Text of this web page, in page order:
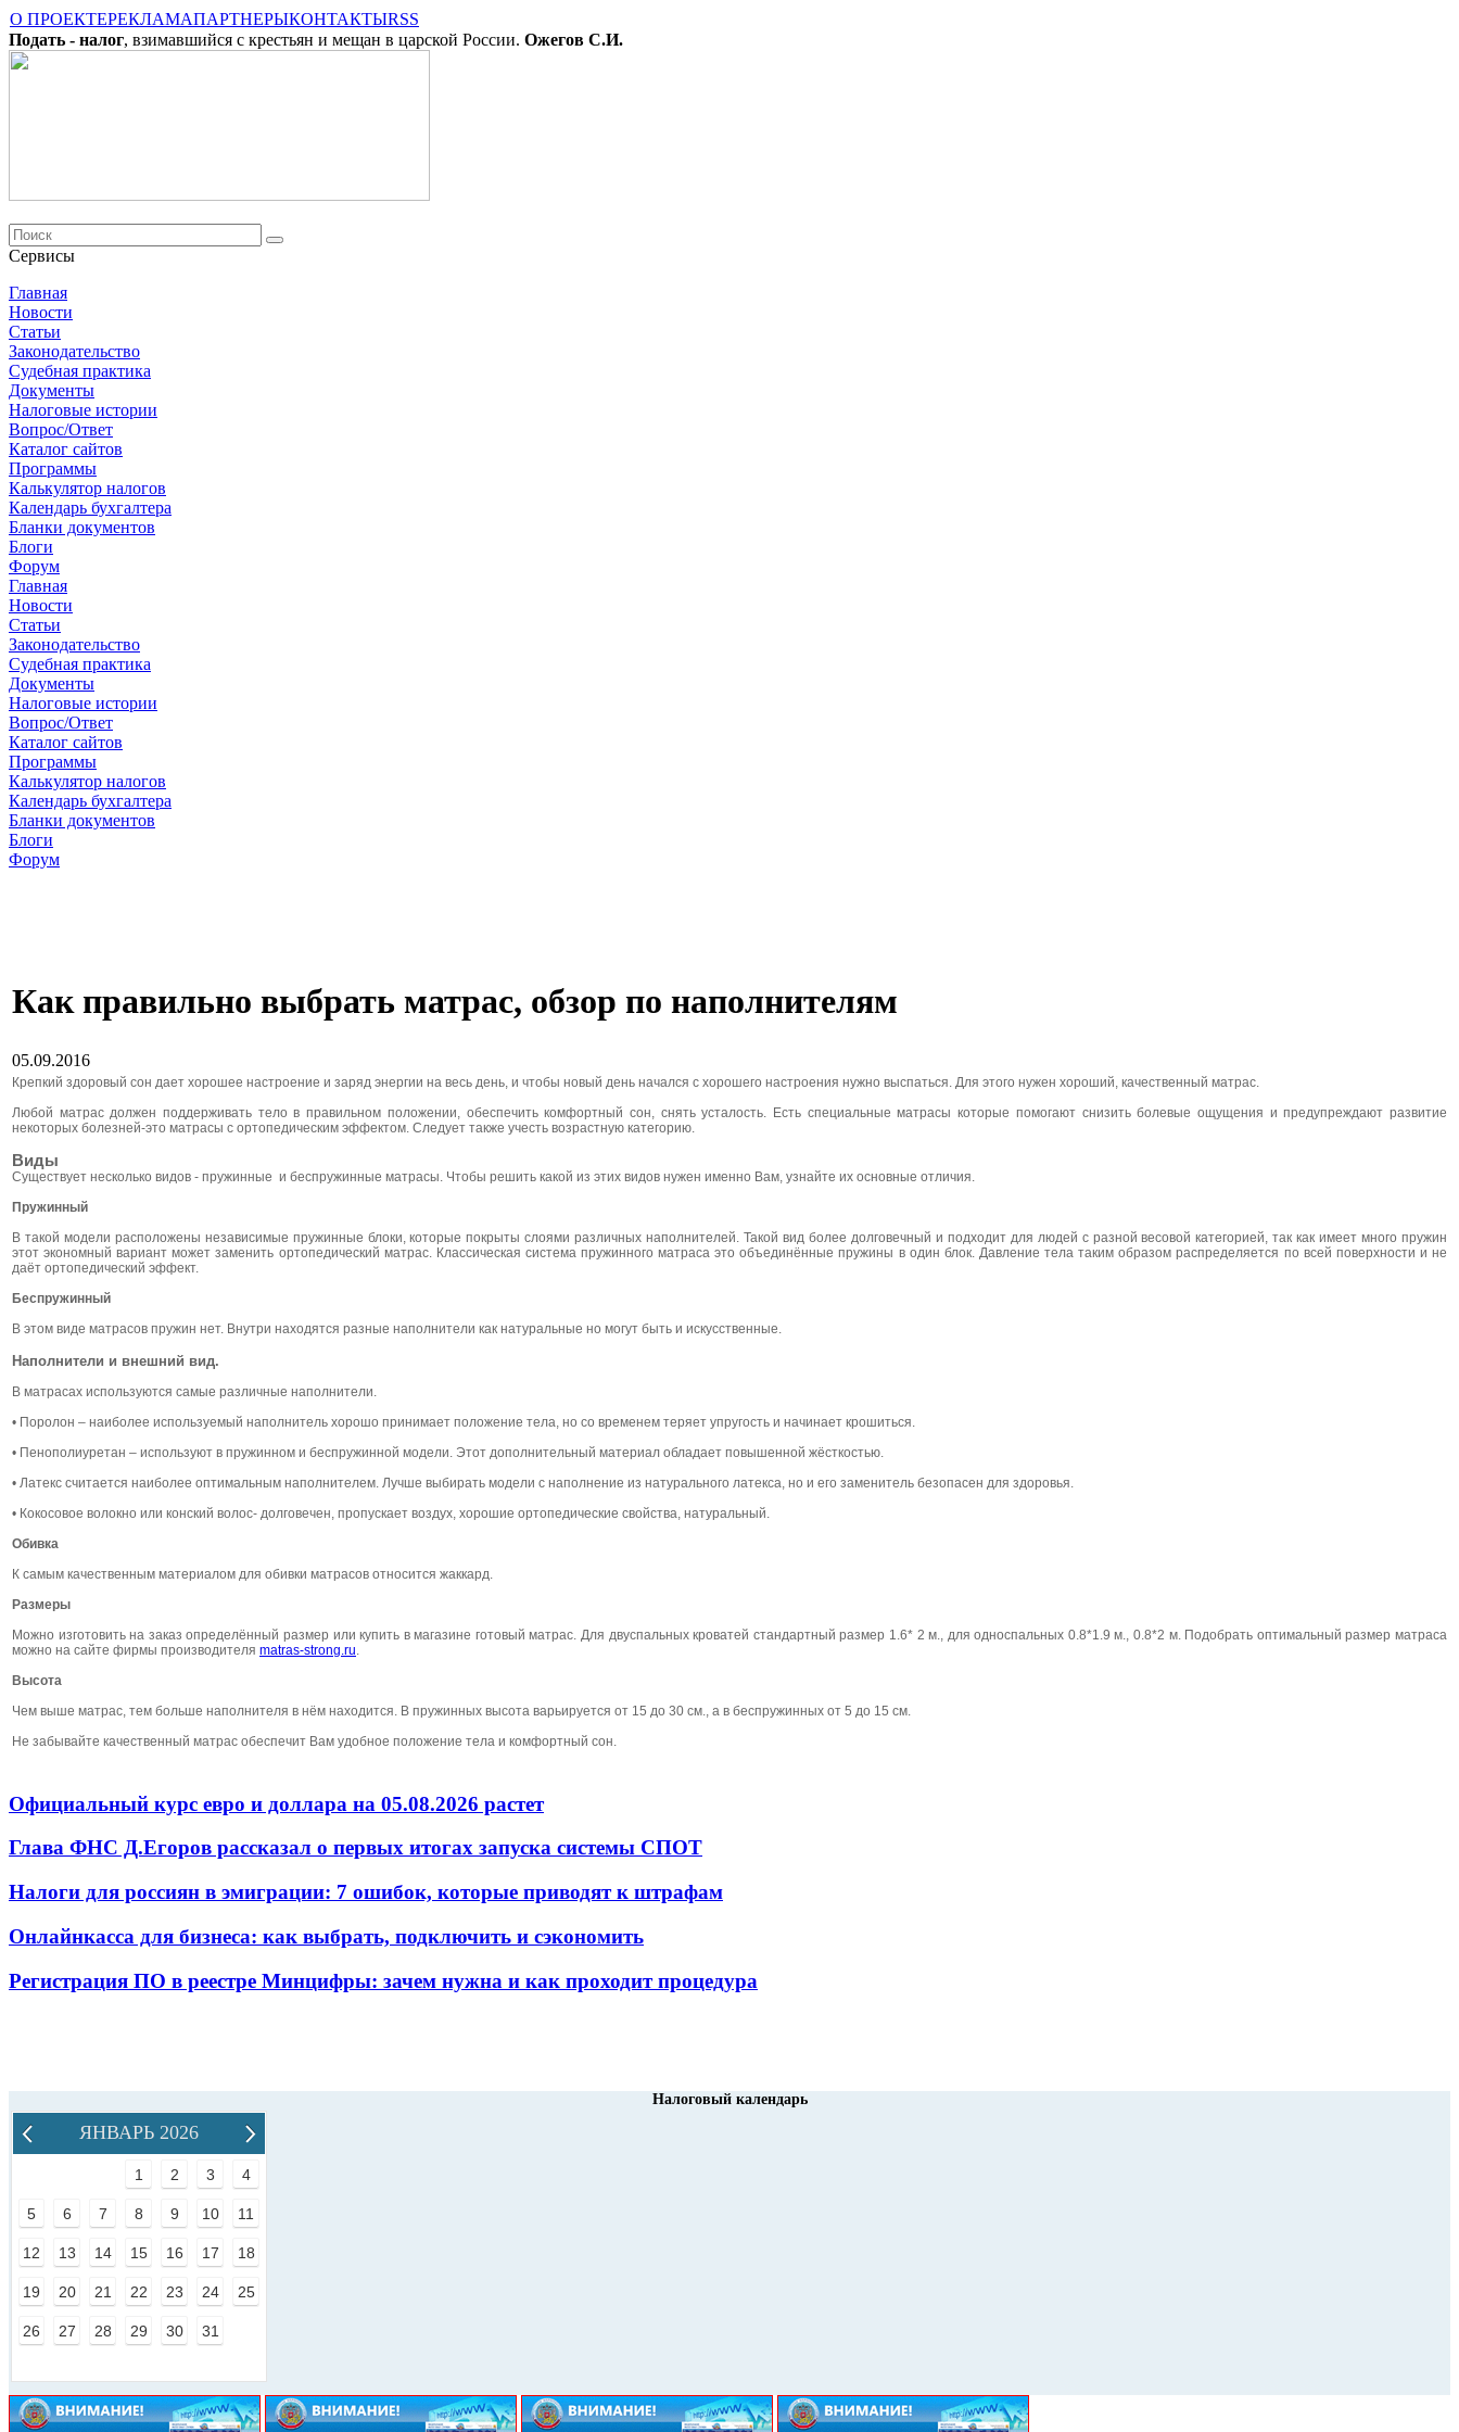
О ПРОЕКТЕРЕКЛАМАПАРТНЕРЫКОНТАКТЫRSS
Подать - налог, взимавшийся с крестьян и мещан в царской России. Ожегов С.И.
Сервисы
Главная
Новости
Cтатьи
Законодательство
Судебная практика
Документы
Налоговые истории
Вопрос/Ответ
Каталог сайтов
Программы
Калькулятор налогов
Календарь бухгалтера
Бланки документов
Блоги
Форум
Главная
Новости
Cтатьи
Законодательство
Судебная практика
Документы
Налоговые истории
Вопрос/Ответ
Каталог сайтов
Программы
Калькулятор налогов
Календарь бухгалтера
Бланки документов
Блоги
Форум
Как правильно выбрать матрас, обзор по наполнителям
05.09.2016
Крепкий здоровый сон дает хорошее настроение и заряд энергии на весь день, и чтобы новый день начался с хорошего настроения нужно выспаться. Для этого нужен хороший, качественный матрас.
Любой матрас должен поддерживать тело в правильном положении, обеспечить комфортный сон, снять усталость. Есть специальные матрасы которые помогают снизить болевые ощущения и предупреждают развитие
некоторых болезней-это матрасы с ортопедическим эффектом. Следует также учесть возрастную категорию.
Виды
Существует несколько видов - пружинные и беспружинные матрасы. Чтобы решить какой из этих видов нужен именно Вам, узнайте их основные отличия.
Пружинный
В такой модели расположены независимые пружинные блоки, которые покрыты слоями различных наполнителей. Такой вид более долговечный и подходит для людей с разной весовой категорией, так как имеет много пружин
этот экономный вариант может заменить ортопедический матрас. Классическая система пружинного матраса это объединённые пружины в один блок. Давление тела таким образом распределяется по всей поверхности и не
даёт ортопедический эффект.
Беспружинный
В этом виде матрасов пружин нет. Внутри находятся разные наполнители как натуральные но могут быть и искусственные.
Наполнители и внешний вид.
В матрасах используются самые различные наполнители.
• Поролон – наиболее используемый наполнитель хорошо принимает положение тела, но со временем теряет упругость и начинает крошиться.
• Пенополиуретан – используют в пружинном и беспружинной модели. Этот дополнительный материал обладает повышенной жёсткостью.
• Латекс считается наиболее оптимальным наполнителем. Лучше выбирать модели с наполнение из натурального латекса, но и его заменитель безопасен для здоровья.
• Кокосовое волокно или конский волос- долговечен, пропускает воздух, хорошие ортопедические свойства, натуральный.
Обивка
К самым качественным материалом для обивки матрасов относится жаккард.
Размеры
Можно изготовить на заказ определённый размер или купить в магазине готовый матрас. Для двуспальных кроватей стандартный размер 1.6* 2 м., для односпальных 0.8*1.9 м., 0.8*2 м. Подобрать оптимальный размер матраса
можно на сайте фирмы производителя matras-strong.ru.
Высота
Чем выше матрас, тем больше наполнителя в нём находится. В пружинных высота варьируется от 15 до 30 см., а в беспружинных от 5 до 15 см.
Не забывайте качественный матрас обеспечит Вам удобное положение тела и комфортный сон.
Официальный курс евро и доллара на 05.08.2026 растет
Глава ФНС Д.Егоров рассказал о первых итогах запуска системы СПОТ
Налоги для россиян в эмиграции: 7 ошибок, которые приводят к штрафам
Онлайнкасса для бизнеса: как выбрать, подключить и сэкономить
Регистрация ПО в реестре Минцифры: зачем нужна и как проходит процедура
Налоговый календарь
ЯНВАРЬ 2026
1 2 3 4
5 6 7 8 9 10 11
12 13 14 15 16 17 18
19 20 21 22 23 24 25
26 27 28 29 30 31